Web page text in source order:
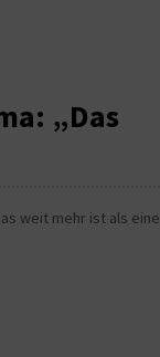
„Das
weit mehr ist als eine